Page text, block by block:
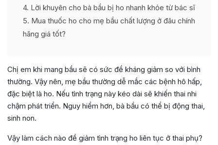
4 Lời khuyên cho bà bầu bị ho nhanh khỏe từ bác sĩ
5 Mua thuốc ho cho mẹ bầu chất lượng ở đâu chính
hãng giá tốt?
Chị em khi mang bầu sẽ có sức đề kháng giảm so với bình
thường. Vậy nên, mẹ bầu thường dễ mắc các bệnh hô hấp,
đặc biệt là ho. Nếu tình trạng này kéo dài sẽ khiến thai nhi
chậm phát triển. Nguy hiểm hơn, bà bầu có thể bị động thai,
sinh non.
Vậy làm cách nào đề giảm tình trạng ho liên tục ở thai phụ?